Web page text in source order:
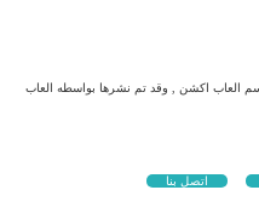
العاب اكشن , وقد تم نشرها بواسطه العاب
اتصل بنا